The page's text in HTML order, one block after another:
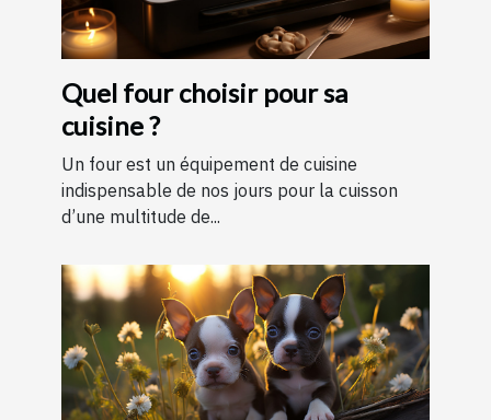
Quel four choisir pour sa
cuisine ?
Un four est un équipement de cuisine
indispensable de nos jours pour la cuisson
d’une multitude de...